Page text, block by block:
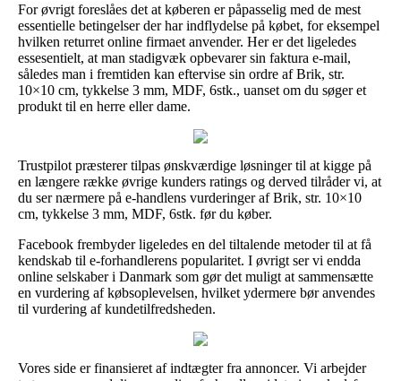
For øvrigt foreslåes det at køberen er påpasselig med de mest
essentielle betingelser der har indflydelse på købet, for eksempel
hvilken returret online firmaet anvender. Her er det ligeledes
essesentielt, at man stadigvæk opbevarer sin faktura e-mail,
således man i fremtiden kan eftervise sin ordre af Brik, str.
10×10 cm, tykkelse 3 mm, MDF, 6stk., uanset om du søger et
produkt til en herre eller dame.
Trustpilot præsterer tilpas ønskværdige løsninger til at kigge på
en længere række øvrige kunders ratings og derved tilråder vi, at
du ser nærmere på e-handlens vurderinger af Brik, str. 10×10
cm, tykkelse 3 mm, MDF, 6stk. før du køber.
Facebook frembyder ligeledes en del tiltalende metoder til at få
kendskab til e-forhandlerens popularitet. I øvrigt ser vi endda
online selskaber i Danmark som gør det muligt at sammensætte
en vurdering af købsoplevelsen, hvilket ydermere bør anvendes
til vurdering af kundetilfredsheden.
Vores side er finansieret af indtægter fra annoncer. Vi arbejder